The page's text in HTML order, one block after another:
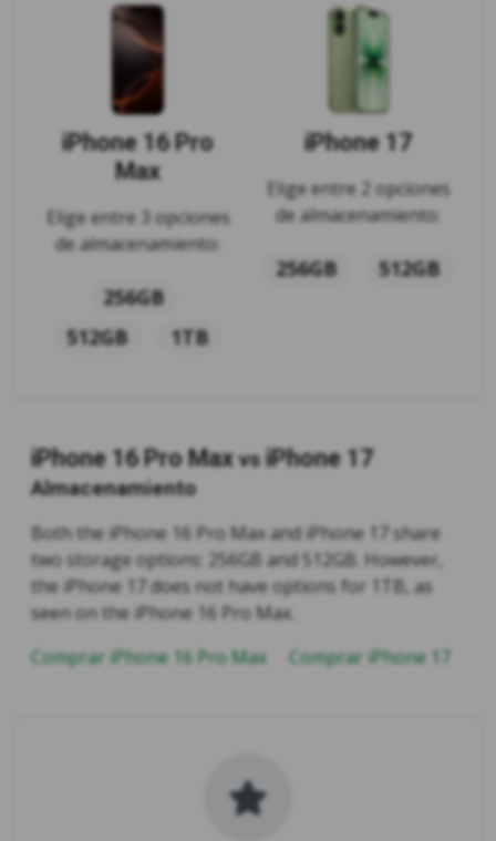
iPhone 16 Pro
Max
Elige entre 3 opciones
de almacenamiento:
256GB
512GB
1TB
iPhone 17
Elige entre 2 opciones
de almacenamiento:
256GB 512GB
iPhone 16 Pro Max vs iPhone 17
Almacenamiento
Both the iPhone 16 Pro Max and iPhone 17 share
two storage options: 256GB and 512GB. However,
the iPhone 17 does not have options for 1TB, as
seen on the iPhone 16 Pro Max.
Comprar iPhone 16 Pro Max
Comprar iPhone 17